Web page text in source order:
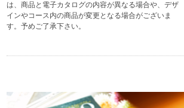
は、商品と電子カタログの内容が異なる場合や、デザ
インやコース内の商品が変更となる場合がございま
す。予めご了承下さい。